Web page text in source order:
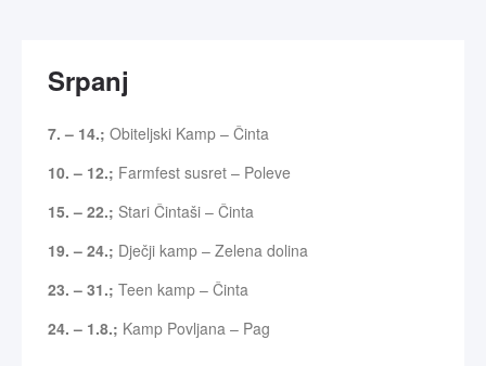
Srpanj
7. – 14.; Obiteljski Kamp – Činta
10. – 12.; Farmfest susret – Poleve
15. – 22.; Stari Čintaši – Činta
19. – 24.; Dječji kamp – Zelena dolina
23. – 31.; Teen kamp – Činta
24. – 1.8.; Kamp Povljana – Pag